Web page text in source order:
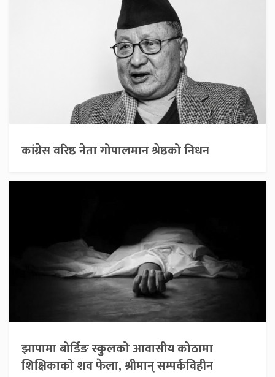
कांग्रेस वरिष्ठ नेता गोपालमान श्रेष्ठको निधन
झापामा बोर्डिङ स्कुलको आवासीय कोठामा
शिक्षिकाको शव फेला, श्रीमान् सम्पर्कविहीन